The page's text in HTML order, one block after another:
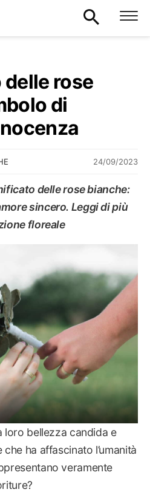
rose
di
24/09/2023
delle rose bianche:
sincero. Leggi di più
floreale
loro bellezza candida e
ha affascinato l’umanità
veramente